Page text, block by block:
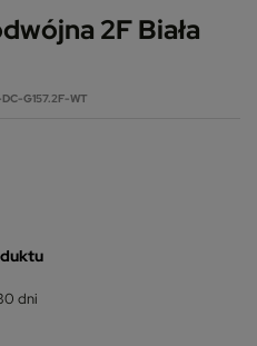
2F Biała
G157.2F-WT
dni